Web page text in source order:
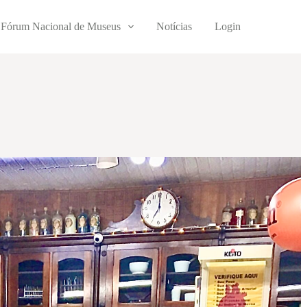
Fórum Nacional de Museus Notícias Login